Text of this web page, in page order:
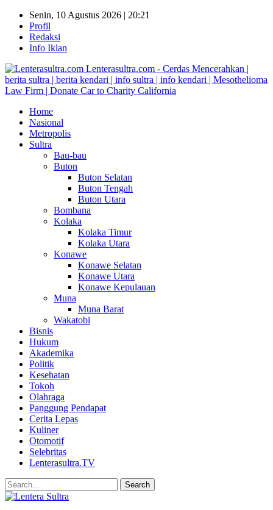
Senin, 10 Agustus 2026 | 20:21
Profil
Redaksi
Info Iklan
Lenterasultra.com - Cerdas Mencerahkan |
berita sultra | berita kendari | info sultra | info kendari | Mesothelioma
Law Firm | Donate Car to Charity California
Home
Nasional
Metropolis
Sultra
Bau-bau
Buton
Buton Selatan
Buton Tengah
Buton Utara
Bombana
Kolaka
Kolaka Timur
Kolaka Utara
Konawe
Konawe Selatan
Konawe Utara
Konawe Kepulauan
Muna
Muna Barat
Wakatobi
Bisnis
Hukum
Akademika
Politik
Kesehatan
Tokoh
Olahraga
Panggung Pendapat
Cerita Lepas
Kuliner
Otomotif
Selebritas
Lenterasultra.TV